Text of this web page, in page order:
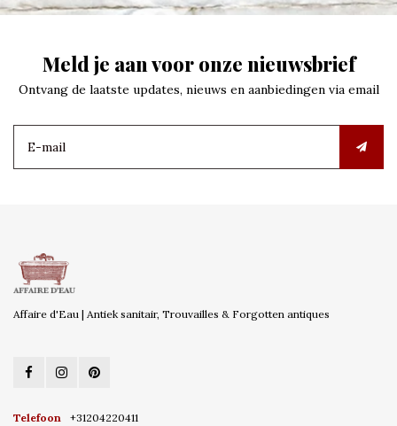
Meld je aan voor onze nieuwsbrief
Ontvang de laatste updates, nieuws en aanbiedingen via email
Affaire d'Eau | Antiek sanitair, Trouvailles & Forgotten antiques
Telefoon +31204220411